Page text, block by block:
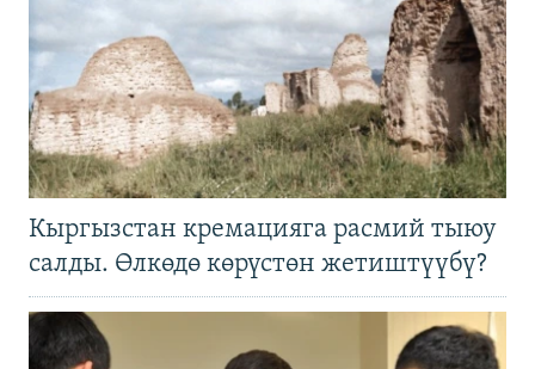
Кыргызстан кремацияга расмий тыюу
салды. Өлкөдө көрүстөн жетиштүүбү?